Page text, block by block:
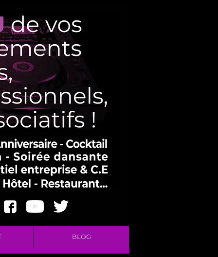
BLOG